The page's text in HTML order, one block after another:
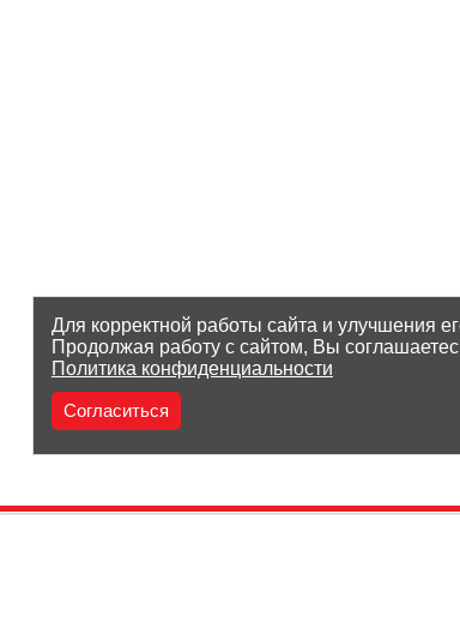
Для корректной работы сайта и улучшения
Продолжая работу с сайтом, Вы
Политика конфиденциальности
Согласиться